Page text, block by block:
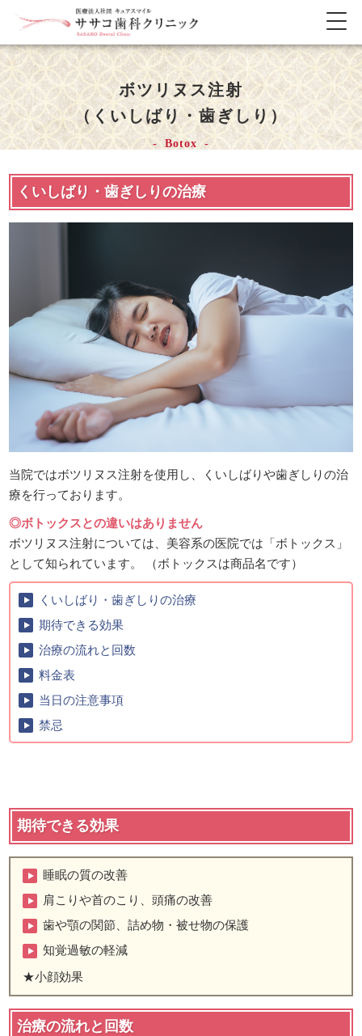
メ
ュ
ー
の
開
閉
ボツリヌス注射
（くいしばり・歯ぎしり）
Botox
くいしばり・歯ぎしりの治療
当院ではボツリヌス注射を使用し、くいしばりや歯ぎしりの治
療を行っております。
◎ボトックスとの違いはありません
ボツリヌス注射については、美容系の医院では「ボトックス」
として知られています。 （ボトックスは商品名です）
くいしばり・歯ぎしりの治療
期待できる効果
治療の流れと回数
料金表
当日の注意事項
禁忌
期待できる効果
睡眠の質の改善
肩こりや首のこり、頭痛の改善
歯や顎の関節、詰め物・被せ物の保護
知覚過敏の軽減
★小顔効果
治療の流れと回数